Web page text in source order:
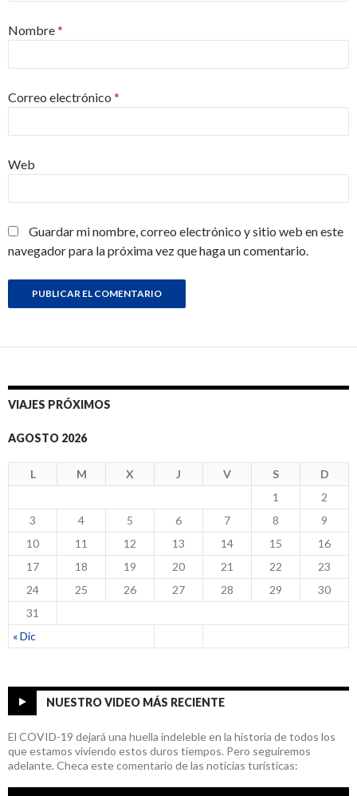
Nombre*
Correo electrónico *
Web
Guardar mi nombre, correo electrónico y sitio web en este
navegador para la próxima vez que haga un comentario.
VIAJES PRÓXIMOS
AGOSTO 2026
L M X J V S D
« Dic
1
2
3
4 5 6 7 8
9
10
11 12 13 14 15
16
17
18 19 20 21 22
23
24
25 26 27 28 29
30
31
NUESTRO VIDEO MÁS RECIENTE
El COVID-19 dejará una huella indeleble en la historia de todos los
que estamos viviendo estos duros tiempos. Pero seguiremos
adelante. Checa este comentario de las noticias turísticas: